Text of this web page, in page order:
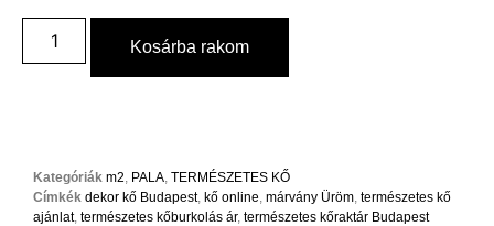
Kosárba rakom
Kategóriák m2 PALA TERMÉSZETES KŐ
Címkék dekor kő Budapest, kő online márvány Üröm természetes kő
ajánlat, természetes kőburkolás ár, természetes kőraktár Budapest